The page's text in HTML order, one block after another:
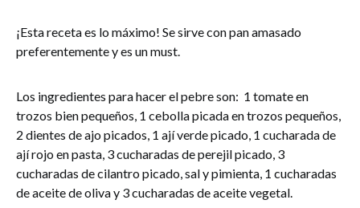
¡Esta receta es lo máximo! Se sirve con pan amasado
preferentemente y es un must.
Los ingredientes para hacer el pebre son: 1 tomate en
trozos bien pequeños, 1 cebolla picada en trozos pequeños,
2 dientes de ajo picados, 1 ají verde picado, 1 cucharada de
ají rojo en pasta, 3 cucharadas de perejil picado, 3
cucharadas de cilantro picado, sal y pimienta, 1 cucharadas
de aceite de oliva y 3 cucharadas de aceite vegetal.